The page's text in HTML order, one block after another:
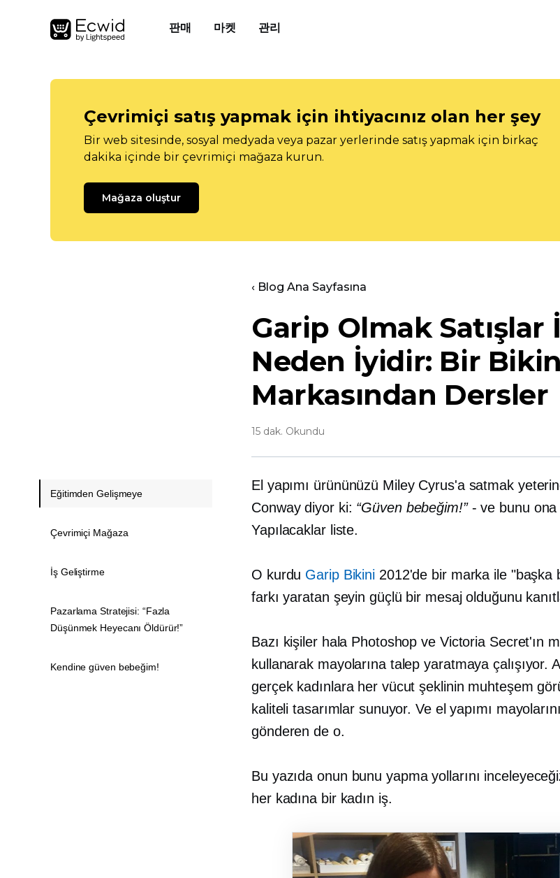
판매 마켓 관리
Çevrimiçi satış yapmak için ihtiyacınız olan her şey
Bir web sitesinde, sosyal medyada veya pazar yerlerinde satış yapmak için birkaç
dakika içinde bir çevrimiçi mağaza kurun.
Mağaza oluştur
‹ Blog Ana Sayfasına
Garip Olmak Satışlar
Neden İyidir: Bir
Markasından Dersler
15 dak. Okundu
El yapımı ürününüzü Miley Cyrus'a satmak
Conway diyor ki: “Güven bebeğim!”- ve bunu ona
Yapılacaklarliste.
O kurdu Garip Bikini 2012'de bir marka ile "başka
farkı yaratan şeyin güçlü bir mesaj olduğunu
Bazı kişiler hala Photoshop ve Victoria Secret'ın
kullanarak mayolarına talep yaratmaya çalışıyor.
gerçek kadınlara her vücut şeklinin muhteşem
kaliteli tasarımlar sunuyor. Ve el yapımı
gönderen de o.
Bu yazıda onun bunu yapma yollarını
her kadına bir kadın iş.
Eğitimden Gelişmeye
Çevrimiçi Mağaza
İş Geliştirme
Pazarlama Stratejisi: “Fazla
Düşünmek Heyecanı Öldürür!”
Kendine güven bebeğim!